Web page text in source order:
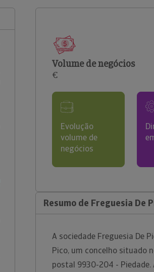
Volume de negócios
€
Evolução
volume de
negócios
Resumo de Freguesia De
A sociedade Freguesia De
Pico, um concelho situado
postal 9930-204 - Piedade.